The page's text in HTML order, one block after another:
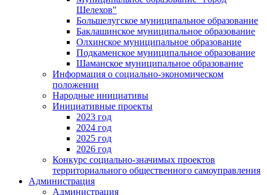
Шелехов"
Большелугское муниципальное образование
Баклашинское муниципальное образование
Олхинское муниципальное образование
Подкаменское муниципальное образование
Шаманское муниципальное образование
Информация о социально-экономическом
положении
Народные инициативы
Инициативные проекты
2023 год
2024 год
2025 год
2026 год
Конкурс социально-значимых проектов
территориального общественного самоуправления
Администрация
Администрация